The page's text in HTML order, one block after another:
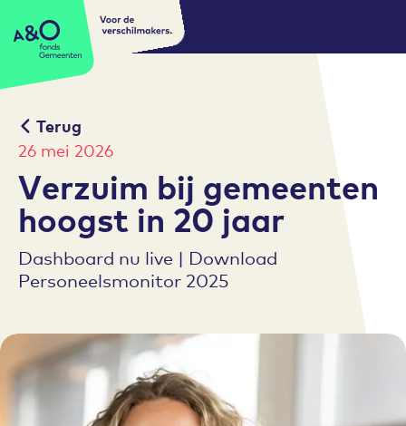
A&O fonds Gemeenten
Voor de
verschilmakers.
Terug
26 mei 2026
Verzuim bij gemeenten
hoogst in 20 jaar
Dashboard nu live | Download
Personeelsmonitor 2025